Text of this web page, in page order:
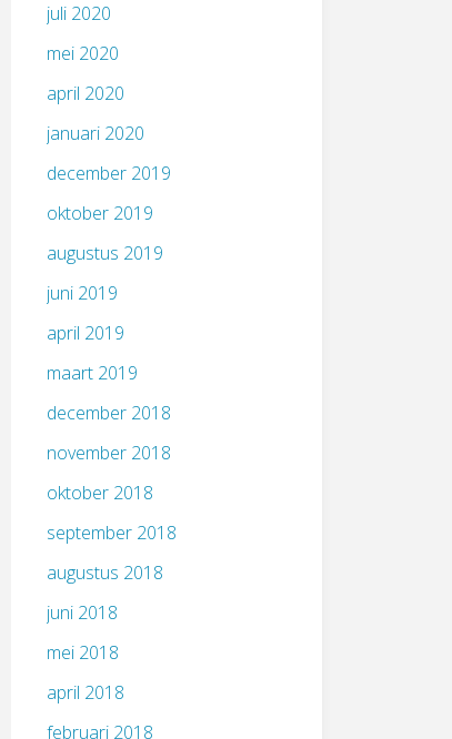
juli 2020
mei 2020
april 2020
januari 2020
december 2019
oktober 2019
augustus 2019
juni 2019
april 2019
maart 2019
december 2018
november 2018
oktober 2018
september 2018
augustus 2018
juni 2018
mei 2018
april 2018
februari 2018